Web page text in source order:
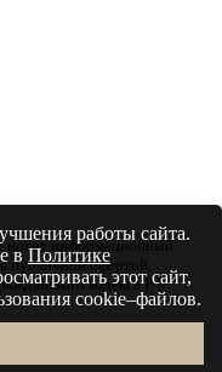
носит информационный
публичной офертой,
кодекса РФ
работы сайта.
вПолитике
этот сайт,
cookie–файлов.